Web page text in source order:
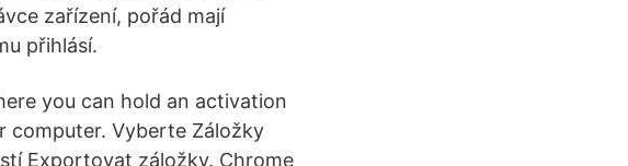
zařízení, pořád mají
přihlásí.
you can hold an activation
computer. Vyberte Záložky
Exportovat záložky. Chrome